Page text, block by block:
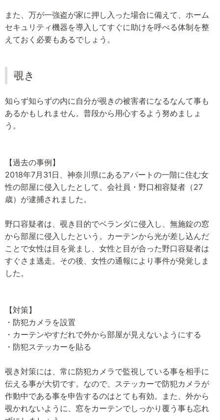
また、万が一強盗が家に押し入った場合に備えて、ホーム
セキュリティ機器を導入してすぐに助けを呼べる体制を整
えておく必要もあるでしょう。
覗き
知らず知らずの内に自分が覗きの被害者になるなんて事も
あるかもしれません。普段から用心するよう努めましょ
う。
【過去の事例】
2018年7月31日、神奈川県にあるアパートの一階に住む女
性の部屋に侵入したとして、会社員・野口相容疑者（27
歳）が逮捕されました。
野口容疑者は、覗き目的でベランダに侵入し、無施錠の窓
から部屋に侵入したという。カーテンから光が差し込んだ
ことで女性は目を覚まし、女性と目が合った野口容疑者は
すぐさま逃走。その後、女性の通報により事件が発覚しま
した。
【対策】
・防犯カメラを設置
・カーテンやすだれで外から部屋が見えないようにする
・防犯ステッカーを貼る
覗き対策には、常に防犯カメラで監視している事を相手に
伝える事が大切です。なので、ステッカーで防犯カメラが
作動中である事を申告するのはとても有効。また、外から
覗かれないように、窓をカーテンでしっかり覆う事も忘れ